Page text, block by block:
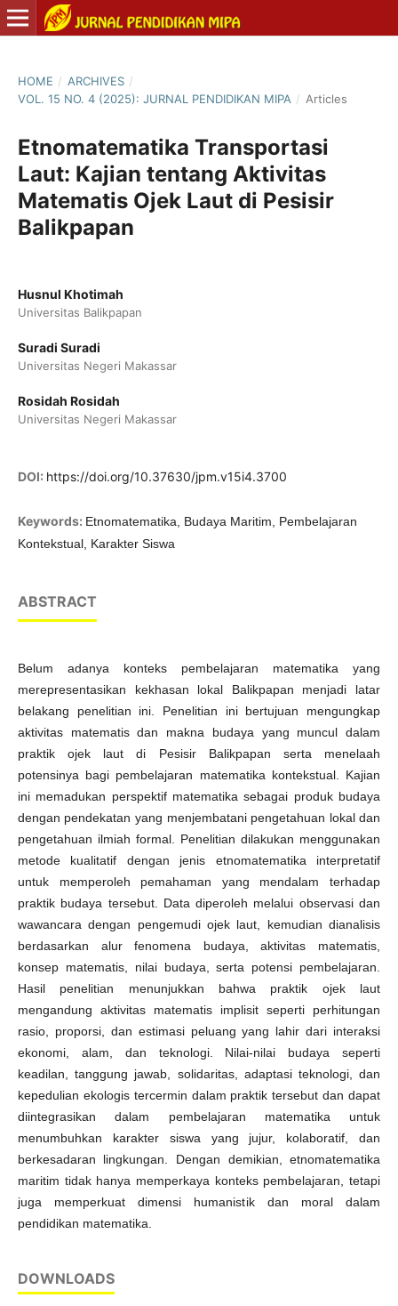
HOME / ARCHIVES /
VOL. 15 NO. 4 (2025): JURNAL PENDIDIKAN MIPA / Articles
Etnomatematika Transportasi
Laut: Kajian tentang Aktivitas
Matematis Ojek Laut di Pesisir
Balikpapan
Husnul Khotimah
Universitas Balikpapan
Suradi Suradi
Universitas Negeri Makassar
Rosidah Rosidah
Universitas Negeri Makassar
DOI: https://doi.org/10.37630/jpm.v15i4.3700
Keywords: Etnomatematika, Budaya Maritim, Pembelajaran
Kontekstual, Karakter Siswa
ABSTRACT
Belum adanya konteks pembelajaran matematika yang
merepresentasikan kekhasan lokal Balikpapan menjadi latar
belakang penelitian ini. Penelitian ini bertujuan mengungkap
aktivitas matematis dan makna budaya yang muncul dalam
praktik ojek laut di Pesisir Balikpapan serta menelaah
potensinya bagi pembelajaran matematika kontekstual. Kajian
ini memadukan perspektif matematika sebagai produk budaya
dengan pendekatan yang menjembatani pengetahuan lokal dan
pengetahuan ilmiah formal. Penelitian dilakukan menggunakan
metode kualitatif dengan jenis etnomatematika interpretatif
untuk memperoleh pemahaman yang mendalam terhadap
praktik budaya tersebut. Data diperoleh melalui observasi dan
wawancara dengan pengemudi ojek laut, kemudian dianalisis
berdasarkan alur fenomena budaya, aktivitas matematis,
konsep matematis, nilai budaya, serta potensi pembelajaran.
Hasil penelitian menunjukkan bahwa praktik ojek laut
mengandung aktivitas matematis implisit seperti perhitungan
rasio, proporsi, dan estimasi peluang yang lahir dari interaksi
ekonomi, alam, dan teknologi. Nilai-nilai budaya seperti
keadilan, tanggung jawab, solidaritas, adaptasi teknologi, dan
kepedulian ekologis tercermin dalam praktik tersebut dan dapat
diintegrasikan dalam pembelajaran matematika untuk
menumbuhkan karakter siswa yang jujur, kolaboratif, dan
berkesadaran lingkungan. Dengan demikian, etnomatematika
maritim tidak hanya memperkaya konteks pembelajaran, tetapi
juga memperkuat dimensi humanistik dan moral dalam
pendidikan matematika.
DOWNLOADS